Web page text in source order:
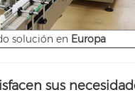
solución en Europa
sus